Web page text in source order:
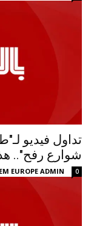
تداول فيديو
شوارع رفح"..
EUROPE ADMIN 0